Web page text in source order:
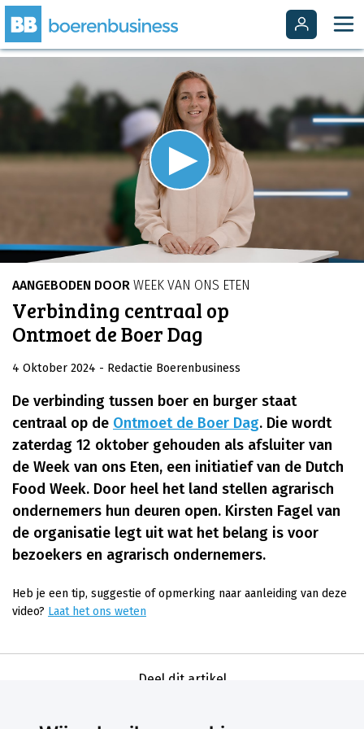
Video
Player
loading.Play
Video
AANGEBODEN DOOR WEEK VAN ONS ETEN
Verbinding centraal op
Ontmoet de Boer Dag
4 Oktober 2024 - Redactie Boerenbusiness
De verbinding tussen boer en burger staat
centraal op de Ontmoet de Boer Dag. Die wordt
zaterdag 12 oktober gehouden als afsluiter van
de Week van ons Eten, een initiatief van de Dutch
Food Week. Door heel het land stellen agrarisch
ondernemers hun deuren open. Kirsten Fagel van
de organisatie legt uit wat het belang is voor
bezoekers en agrarisch ondernemers.
Heb je een tip, suggestie of opmerking naar aanleiding van deze
video? Laat het ons weten
Deel dit artikel